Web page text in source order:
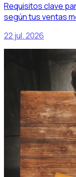
Requisitos clave
según tus ventas
22 jul. 2026